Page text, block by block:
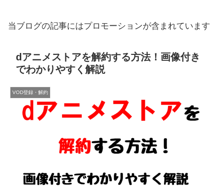
当ブログの記事にはプロモーションが含まれています
dアニメストアを解約する方法！画像付き
でわかりやすく解説
VOD登録・解約